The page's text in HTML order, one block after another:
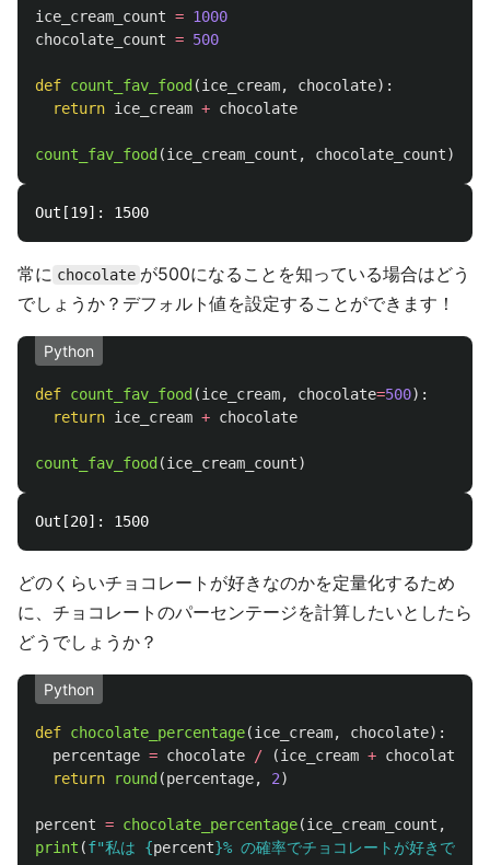
ice_cream_count = 1000
chocolate_count = 500
def count_fav_food (ice_cream, chocolate):
return ice_cream + chocolate
count_fav_food (ice_cream_count , chocolate_count)
常に chocolate が500になることを知っている場合はどう
でしょうか？デフォルト値を設定することができます！
Python
def count_fav_food (ice_cream, chocolate=500):
return ice_cream + chocolate
count_fav_food (ice_cream_count)
どのくらいチョコレートが好きなのかを定量化するため
に、チョコレートのパーセンテージを計算したいとしたら
どうでしょうか？
Python
def chocolate_percentage(ice_cream, chocolate):
percentage = chocolate / (ice_cream + chocolate
return
round (percentage, 2)
percent = chocolate_percentage(ice_cream_count ,
print (f"私は {percent}% の確率でチョコレートが好きです。